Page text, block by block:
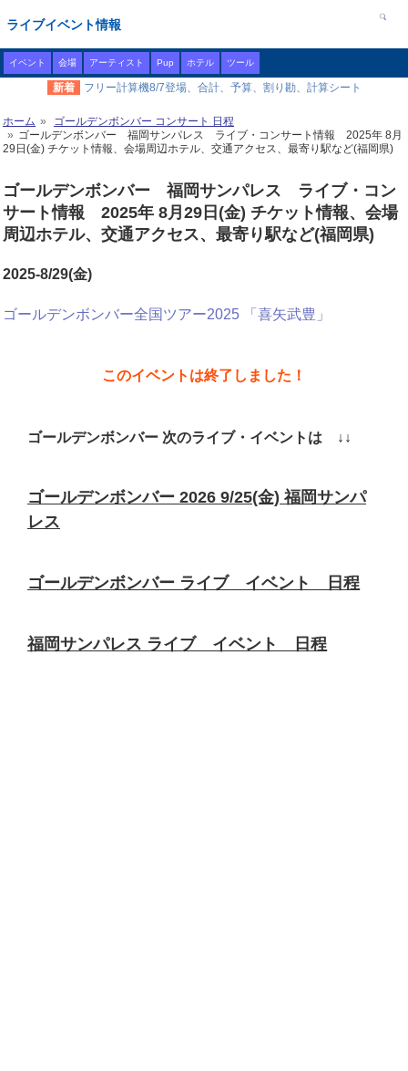
ライブイベント情報
イベント 会場 アーティスト Pup ホテル ツール
新着 フリー計算機8/7登場、合計、予算、割り勘、計算シート
ホーム
ゴールデンボンバー コンサート 日程
ゴールデンボンバー 福岡サンパレス ライブ・コンサート情報 2025年 8月
29日(金) チケット情報、会場周辺ホテル、交通アクセス、最寄り駅など(福岡県)
ゴールデンボンバー 福岡サンパレス ライブ・コン
サート情報 2025年 8月29日(金) チケット情報、会場
周辺ホテル、交通アクセス、最寄り駅など(福岡県)
2025-8/29(金)
ゴールデンボンバー全国ツアー2025 「喜矢武豊」
このイベントは終了しました！
ゴールデンボンバー 次のライブ・イベントは ↓↓
ゴールデンボンバー 2026 9/25(金) 福岡サンパ
レス
ゴールデンボンバー ライブ イベント 日程
福岡サンパレス ライブ イベント 日程